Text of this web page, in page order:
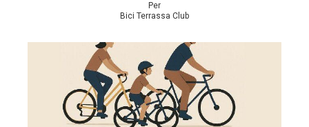
Per
Bici Terrassa Club